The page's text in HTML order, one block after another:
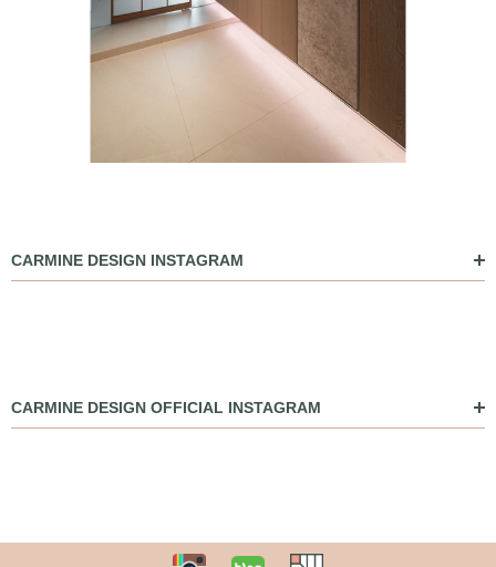
CARMINE DESIGN INSTAGRAM
CARMINE DESIGN OFFICIAL INSTAGRAM